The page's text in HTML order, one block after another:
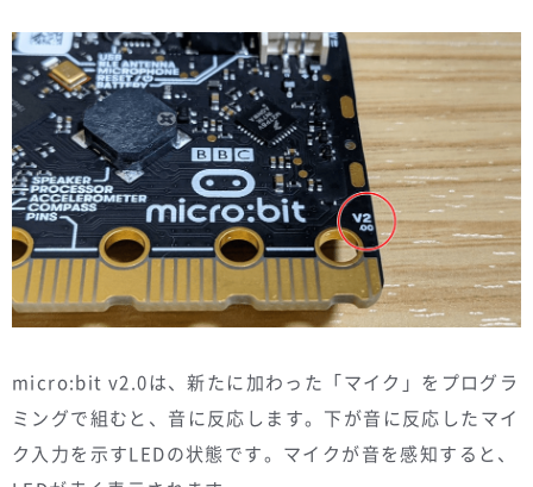
micro:bit v2.0は、新たに加わった「マイク」をプログラ
ミングで組むと、音に反応します。下が音に反応したマイ
ク入力を示すLEDの状態です。マイクが音を感知すると、